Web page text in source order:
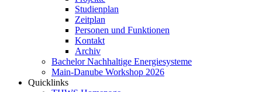
Studienplan
Zeitplan
Personen und Funktionen
Kontakt
Archiv
Bachelor Nachhaltige Energiesysteme
Main-Danube Workshop 2026
Quicklinks